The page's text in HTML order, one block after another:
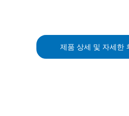
제품 상세 및 자세한